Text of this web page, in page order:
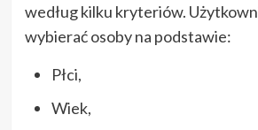
według kilku kryteriów.
wybierać osoby na podstawie:
Płci,
Wiek,